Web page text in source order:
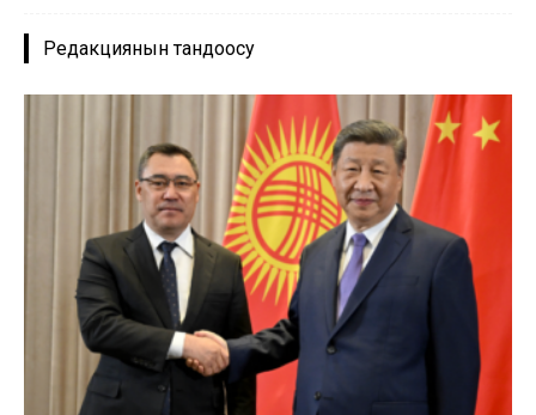
Редакциянын тандоосу